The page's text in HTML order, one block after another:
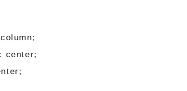
center;